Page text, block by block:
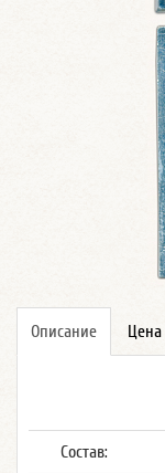
Описание Цена
Состав: